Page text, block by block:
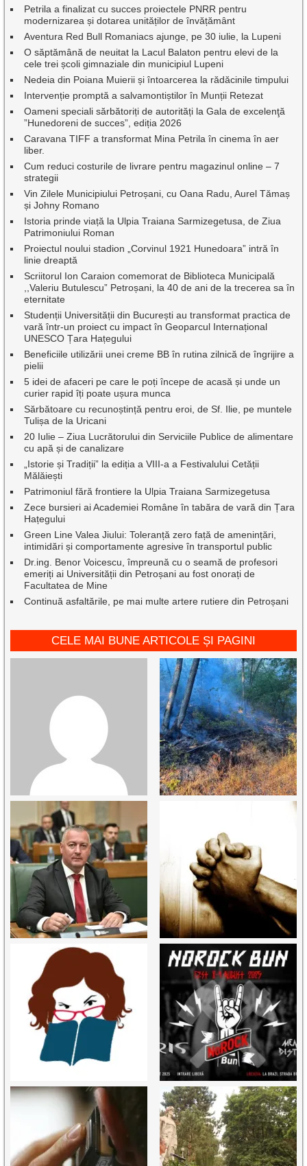
Petrila a finalizat cu succes proiectele PNRR pentru
modernizarea și dotarea unităților de învățământ
Aventura Red Bull Romaniacs ajunge, pe 30 iulie, la Lupeni
O săptămână de neuitat la Lacul Balaton pentru elevi de la
cele trei școli gimnaziale din municipiul Lupeni
Nedeia din Poiana Muierii și întoarcerea la rădăcinile timpului
Intervenție promptă a salvamontiștilor în Munții Retezat
Oameni speciali sărbătoriți de autorități la Gala de excelenţă
”Hunedoreni de succes”, ediția 2026
Caravana TIFF a transformat Mina Petrila în cinema în aer
liber.
Cum reduci costurile de livrare pentru magazinul online – 7
strategii
Vin Zilele Municipiului Petroșani, cu Oana Radu, Aurel Tămaș
și Johny Romano
Istoria prinde viață la Ulpia Traiana Sarmizegetusa, de Ziua
Patrimoniului Roman
Proiectul noului stadion „Corvinul 1921 Hunedoara” intră în
linie dreaptă
Scriitorul Ion Caraion comemorat de Biblioteca Municipală
,,Valeriu Butulescu” Petroșani, la 40 de ani de la trecerea sa în
eternitate
Studenții Universității din București au transformat practica de
vară într-un proiect cu impact în Geoparcul Internațional
UNESCO Țara Hațegului
Beneficiile utilizării unei creme BB în rutina zilnică de îngrijire a
pielii
5 idei de afaceri pe care le poți începe de acasă și unde un
curier rapid îți poate ușura munca
Sărbătoare cu recunoștință pentru eroi, de Sf. Ilie, pe muntele
Tulișa de la Uricani
20 Iulie – Ziua Lucrătorului din Serviciile Publice de alimentare
cu apă și de canalizare
„Istorie și Tradiții” la ediția a VIII-a a Festivalului Cetății
Mălăiești
Patrimoniul fără frontiere la Ulpia Traiana Sarmizegetusa
Zece bursieri ai Academiei Române în tabăra de vară din Țara
Hațegului
Green Line Valea Jiului: Toleranță zero față de amenințări,
intimidări și comportamente agresive în transportul public
Dr.ing. Benor Voicescu, împreună cu o seamă de profesori
emeriți ai Universității din Petroșani au fost onorați de
Facultatea de Mine
Continuă asfaltările, pe mai multe artere rutiere din Petroșani
CELE MAI BUNE ARTICOLE ȘI PAGINI